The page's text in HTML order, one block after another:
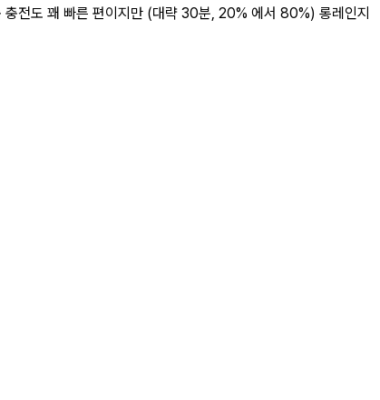
전도 꽤 빠른 편이지만 (대략 30분, 20% 에서 80%) 롱레인지